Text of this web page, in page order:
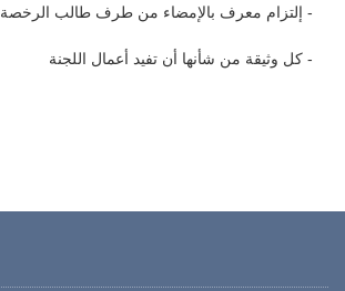
- إلتزام معرف بالإمضاء من طرف طالب الرخصة
- كل وثيقة من شأنها أن تفيد أعمال اللجنة